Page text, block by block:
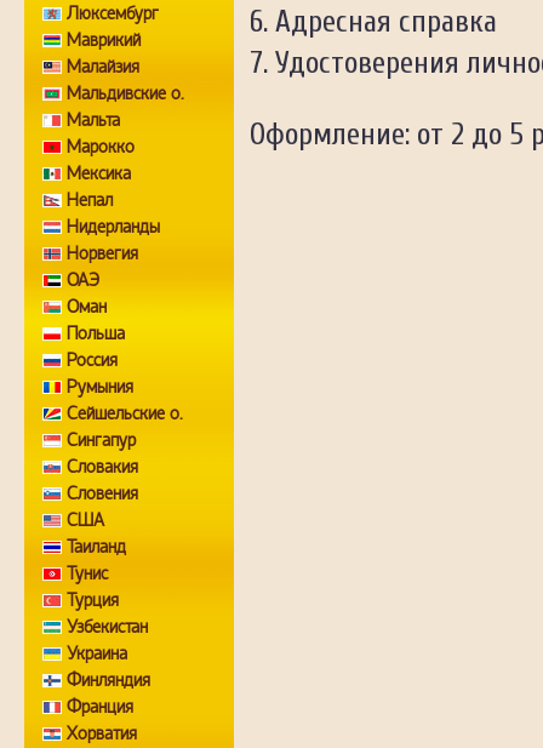
Люксембург
Маврикий
Малайзия
Мальдивские о.
Мальта
Марокко
Мексика
Непал
Нидерланды
Норвегия
ОАЭ
Оман
Польша
Россия
Румыния
Сейшельские о.
Сингапур
Словакия
Словения
США
Таиланд
Тунис
Турция
Узбекистан
Украина
Финляндия
Франция
Хорватия
Адресная справка
Удостоверения
Оформление: от 2 до 5